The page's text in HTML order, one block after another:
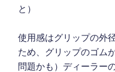
と）
使用感はグリップの外
ため、グリップのゴム
問題かも）ディーラー